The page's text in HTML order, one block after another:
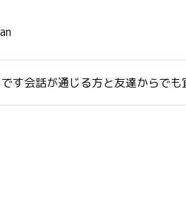
す会話が通じる方と友達からで